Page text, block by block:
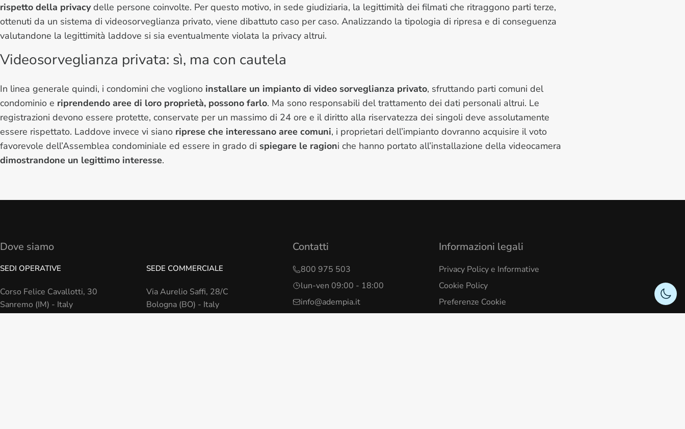
rispetto della privacydelle persone coinvolte. Per questo motivo, in sede giudiziaria, la legittimità dei filmati che ritraggono parti terze,
ottenuti da un sistema di videosorveglianza privato, viene dibattuto caso per caso. Analizzando la tipologia di ripresa e di conseguenza
valutandone la legittimità laddove si sia eventualmente violata la privacy altrui.
Videosorveglianza privata: sì, ma con cautela
In linea generale quindi, i condomini che vogliono installare un impianto di video sorveglianza privato, sfruttando parti comuni del
condominio e riprendendo aree di loro proprietà, possono farlo. Ma sono responsabili del trattamento dei dati personali altrui. Le
registrazioni devono essere protette, conservate per un massimo di 24 ore e il diritto alla riservatezza dei singoli deve assolutamente
essere rispettato. Laddove invece vi siano riprese che interessano aree comuni, i proprietari dell’impianto dovranno acquisire il voto
favorevole dell’Assemblea condominiale ed essere in grado di spiegare le ragioni che hanno portato all’installazione della videocamera
dimostrandone un legittimo interesse.
Dove siamo
SEDI OPERATIVE
Corso Felice Cavallotti, 30
Sanremo (IM) - Italy
SEDE COMMERCIALE
Via Aurelio Saffi, 28/C
Bologna (BO) - Italy
Contatti
800 975 503
lun-ven 09:00 - 18:00
info@adempia.it
Informazioni legali
Privacy Policy e Informative
Cookie Policy
Preferenze Cookie